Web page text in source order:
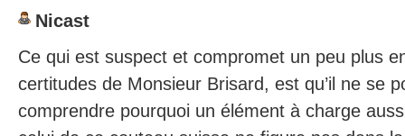
Nicast
Ce qui est suspect et compromet un peu plus
certitudes de Monsieur Brisard, est qu’il ne se
comprendre pourquoi un élément à charge